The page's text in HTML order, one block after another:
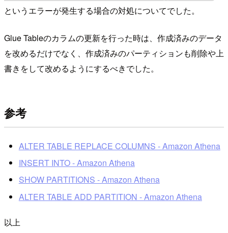
というエラーが発生する場合の対処についてでした。
Glue Tableのカラムの更新を行った時は、作成済みのデータ
を改めるだけでなく、作成済みのパーティションも削除や上
書きをして改めるようにするべきでした。
参考
ALTER TABLE REPLACE COLUMNS - Amazon Athena
INSERT INTO - Amazon Athena
SHOW PARTITIONS - Amazon Athena
ALTER TABLE ADD PARTITION - Amazon Athena
以上